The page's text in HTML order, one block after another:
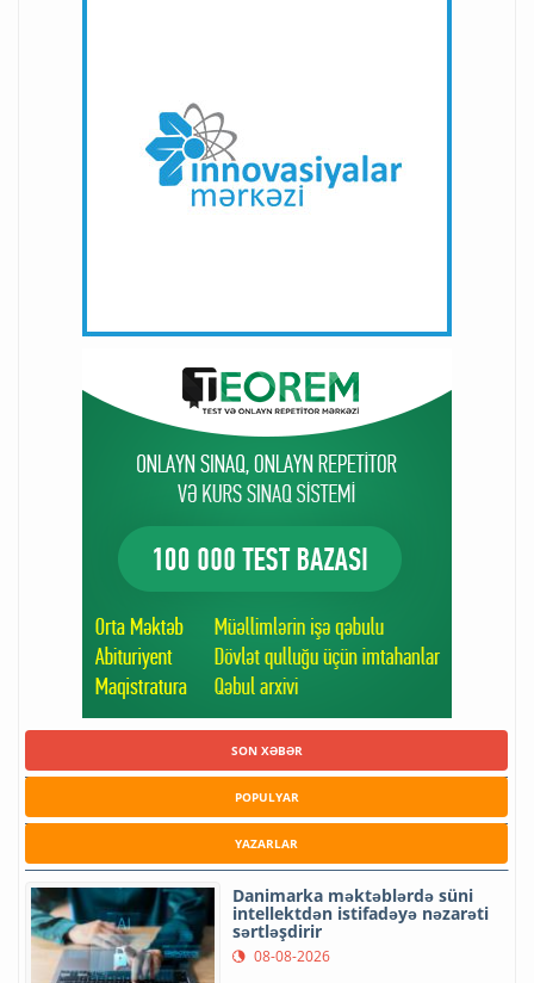
SON XƏBƏR
POPULYAR
YAZARLAR
Danimarka məktəblərdə süni
intellektdən istifadəyə nəzarəti
sərtləşdirir
08-08-2026